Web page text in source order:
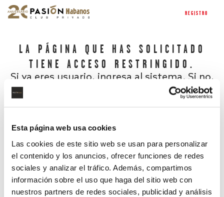
Esta página web usa cookies
Las cookies de este sitio web se usan para personalizar
el contenido y los anuncios, ofrecer funciones de redes
sociales y analizar el tráfico. Además, compartimos
información sobre el uso que haga del sitio web con
nuestros partners de redes sociales, publicidad y análisis
REGISTRO
LA PÁGINA QUE HAS SOLICITADO
TIENE ACCESO RESTRINGIDO.
Si ya eres usuario, ingresa al sistema. Si no,
¿Has olvidado tu contraseña?